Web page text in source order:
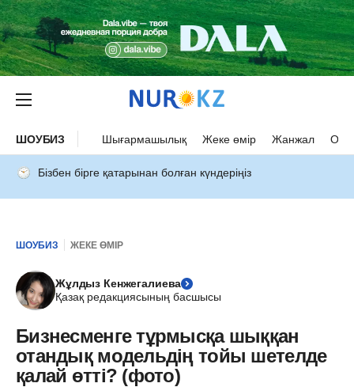
ШОУБИЗ Шығармашылық Жеке өмір Жанжал
Бізбен бірге қатарынан болған күндеріңіз
ШОУБИЗ ЖЕКЕ ӨМІР
Жұлдыз Кенжегалиева
Қазақ редакциясының басшысы
Бизнесменге тұрмысқа шыққан
отандық модельдің тойы шетелде
қалай өтті? (фото)